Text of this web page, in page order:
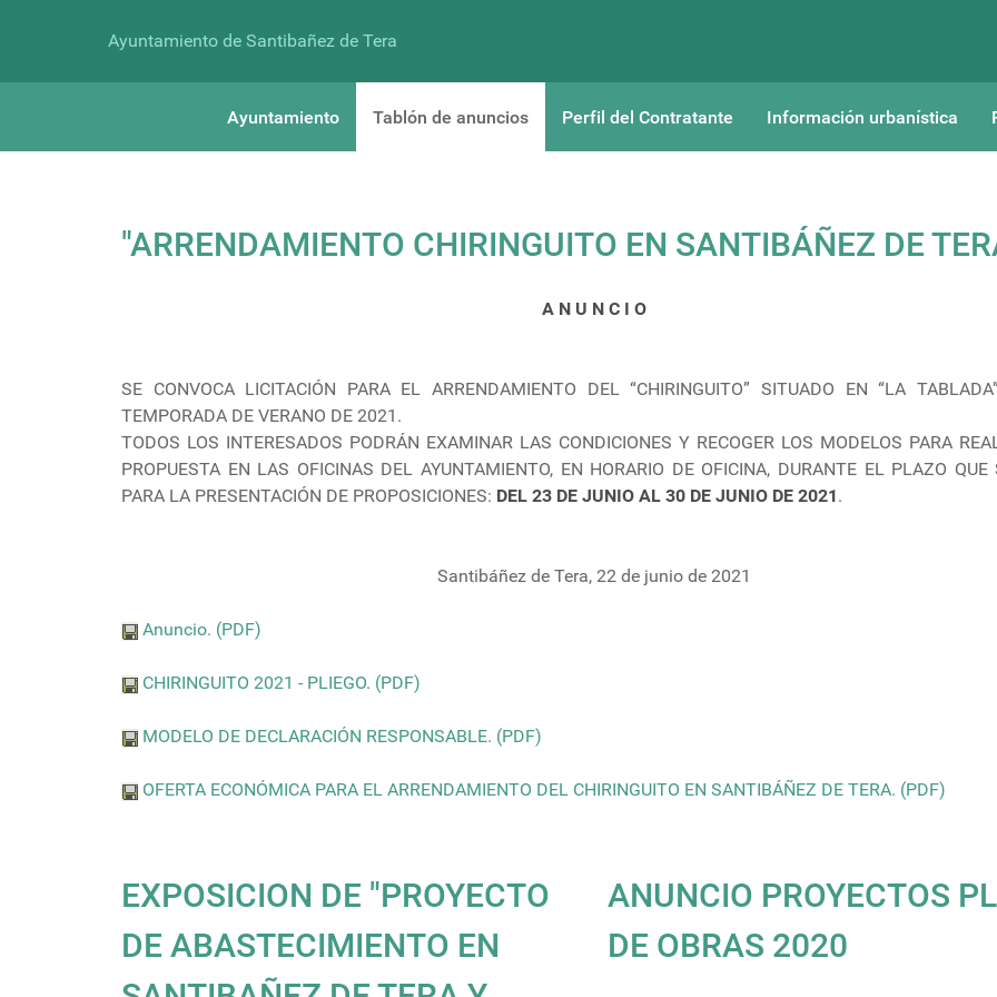
Ayuntamiento de Santibañez de Tera
Ayuntamiento Tablón de anuncios Perfil del Contratante Información urbanística
"ARRENDAMIENTO CHIRINGUITO EN SANTIBÁÑEZ DE
A N U N C I O
SE CONVOCA LICITACIÓN PARA EL ARRENDAMIENTO DEL “CHIRINGUITO” SITUADO EN “LA
TEMPORADA DE VERANO DE 2021.
TODOS LOS INTERESADOS PODRÁN EXAMINAR LAS CONDICIONES Y RECOGER LOS MODELOS PARA
PROPUESTA EN LAS OFICINAS DEL AYUNTAMIENTO, EN HORARIO DE OFICINA, DURANTE EL PLAZO QUE
PARA LA PRESENTACIÓN DE PROPOSICIONES: DEL 23 DE JUNIO AL 30 DE JUNIO DE 2021.
Santibáñez de Tera, 22 de junio de 2021
Anuncio. (PDF)
CHIRINGUITO 2021 - PLIEGO. (PDF)
MODELO DE DECLARACIÓN RESPONSABLE. (PDF)
OFERTA ECONÓMICA PARA EL ARRENDAMIENTO DEL CHIRINGUITO EN SANTIBÁÑEZ DE TERA. (PDF)
EXPOSICION DE "PROYECTO
DE ABASTECIMIENTO EN
ANUNCIO PROYECTOS
DE OBRAS 2020